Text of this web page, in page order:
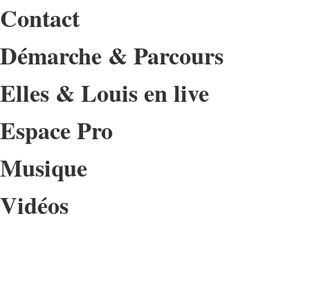
Contact
Démarche & Parcours
Elles & Louis en live
Espace Pro
Musique
Vidéos